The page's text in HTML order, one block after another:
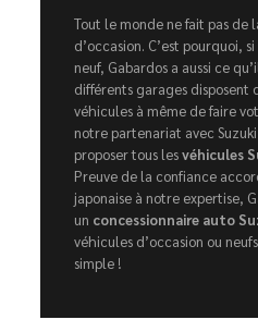
Tout le monde ne fait pas
d’occasion. C’est pourquoi,
neuf, Gabardos a aussi ce
différents garages disposent
véhicules à même de faire
notre partenariat avec
proposer tous lesvéhicules
Preuve de la confiance
japonaise à notre expertise,
un concessionnaire auto
véhicules d’occasion ou
simple !